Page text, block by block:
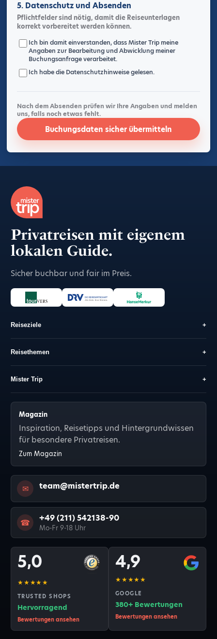
5. Datenschutz und Absenden
Pflichtfelder sind nötig, damit die Reiseunterlagen
korrekt vorbereitet werden können.
Ich bin damit einverstanden, dass Mister Trip meine
Angaben zur Bearbeitung und Abwicklung meiner
Buchungsanfrage verarbeitet.
Ich habe die Datenschutzhinweisegelesen.
Nach dem Absenden prüfen wir Ihre Angaben und melden
uns, falls noch etwas fehlt.
Buchungsdaten sicher übermitteln
Privatreisen mit eigenem
lokalen Guide.
Sicher buchbar und fair im Preis.
Reiseziele +
Reisethemen +
Mister Trip +
Magazin
Inspiration, Reisetipps und Hintergrundwissen
für besondere Privatreisen.
Zum Magazin
✉ team@mistertrip.de
☎ +49 (211) 542138-90
Mo-Fr 9-18 Uhr
5,0
★★★★★
TRUSTED SHOPS
Hervorragend
Bewertungen ansehen
4,9
★★★★★
GOOGLE
380+ Bewertungen
Bewertungen ansehen